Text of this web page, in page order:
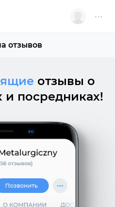
отзывов
отзывы о
и посредниках!